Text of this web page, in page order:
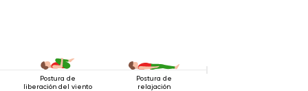
Postura de
liberación del viento
Postura de
relajación